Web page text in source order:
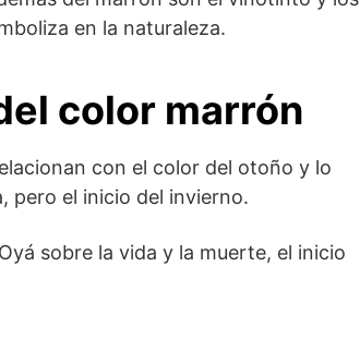
en la naturaleza.
color marrón
con el color del otoño y lo
pero el inicio del invierno.
sobre la vida y la muerte, el inicio